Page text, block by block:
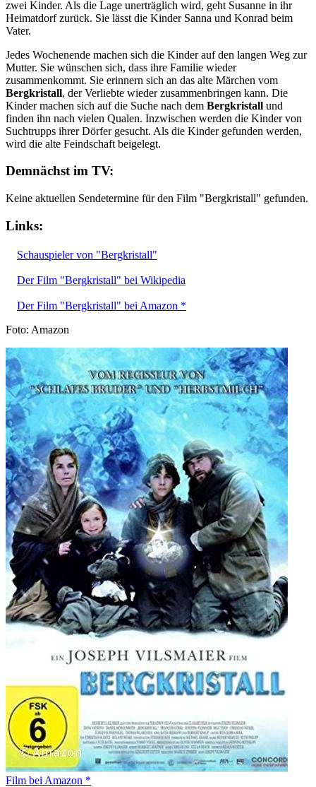
zwei Kinder. Als die Lage unerträglich wird, geht Susanne in ihr
Heimatdorf zurück. Sie lässt die Kinder Sanna und Konrad beim
Vater.
Jedes Wochenende machen sich die Kinder auf den langen Weg zur
Mutter. Sie wünschen sich, dass ihre Familie wieder
zusammenkommt. Sie erinnern sich an das alte Märchen vom
Bergkristall, der Verliebte wieder zusammenbringen kann. Die
Kinder machen sich auf die Suche nach dem Bergkristall und
finden ihn nach vielen Qualen. Inzwischen werden die Kinder von
Suchtrupps ihrer Dörfer gesucht. Als die Kinder gefunden werden,
wird die alte Feindschaft beigelegt.
Demnächst im TV:
Keine aktuellen Sendetermine für den Film "Bergkristall" gefunden.
Links:
Schauspieler von "Bergkristall"
Der Film "Bergkristall" bei Wikipedia
Der Film "Bergkristall" bei Amazon *
Foto: Amazon
Film bei Amazon *